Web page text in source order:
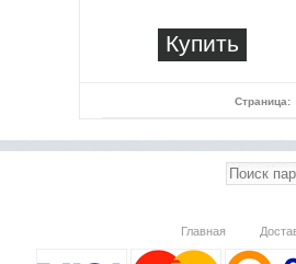
Купить
Страница:
Главная